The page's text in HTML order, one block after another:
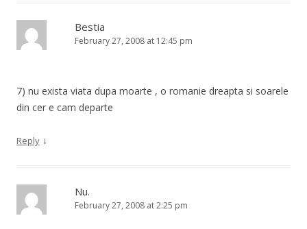
Bestia
February 27, 2008 at 12:45 pm
7) nu exista viata dupa moarte , o romanie dreapta si soarele
din cer e cam departe
Reply ↓
Nu.
February 27, 2008 at 2:25 pm